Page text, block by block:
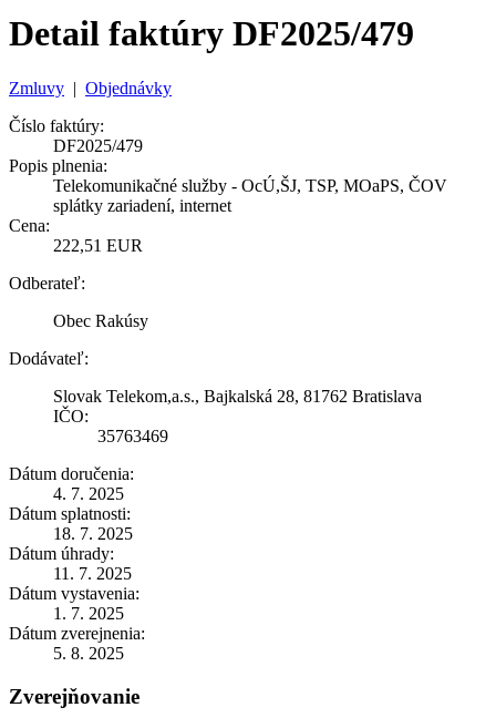
Detail faktúry DF2025/479
Zmluvy | Objednávky
Číslo faktúry:
DF2025/479
Popis plnenia:
Telekomunikačné služby - OcÚ,ŠJ, TSP, MOaPS, ČOV
splátky zariadení, internet
Cena:
222,51 EUR
Odberateľ:
Obec Rakúsy
Dodávateľ:
Slovak Telekom,a.s., Bajkalská 28, 81762 Bratislava
IČO:
35763469
Dátum doručenia:
4. 7. 2025
Dátum splatnosti:
18. 7. 2025
Dátum úhrady:
11. 7. 2025
Dátum vystavenia:
1. 7. 2025
Dátum zverejnenia:
5. 8. 2025
Zverejňovanie